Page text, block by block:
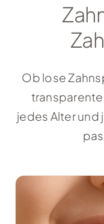
Ob lose
transparente
jedes Alter